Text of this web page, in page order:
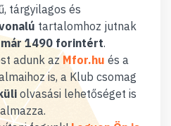
tárgyilagos és
tartalomhoz jutnak
1490 forintért.
adunk az Mfor.hu és a
is, a Klub csomag
olvasási lehetőséget is